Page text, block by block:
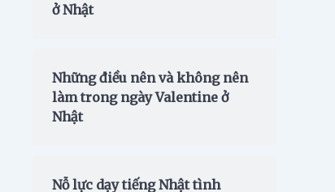
ở Nhật
Những điều nên và không nên
làm trong ngày Valentine ở
Nhật
Nỗ lực dạy tiếng Nhật tình